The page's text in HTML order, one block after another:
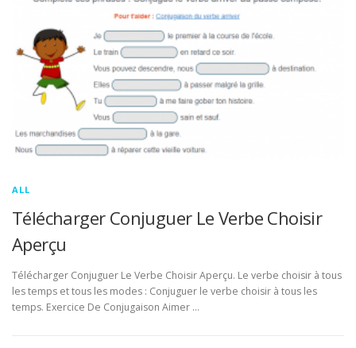
ALL
Télécharger Conjuguer Le Verbe Choisir
Aperçu
Télécharger Conjuguer Le Verbe Choisir Aperçu. Le verbe choisir à tous
les temps et tous les modes : Conjuguer le verbe choisir à tous les
temps. Exercice De Conjugaison Aimer …